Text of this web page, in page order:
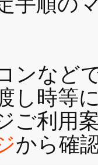
ンなど
し時等
ご利用
から確